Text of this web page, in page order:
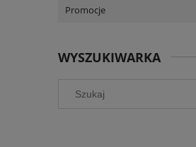
Promocje
WYSZUKIWARKA